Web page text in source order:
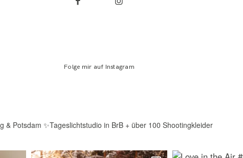
Folge mir auf Instagram
& Potsdam ✨Tageslichtstudio in BrB + über 100 Shootingkleider